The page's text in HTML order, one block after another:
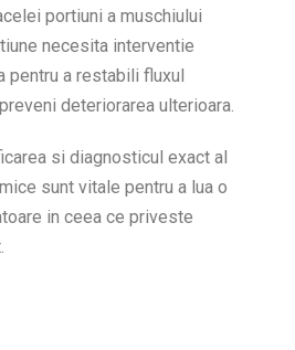
portiuni a muschiului
necesita interventie
pentru a restabili fluxul
deteriorarea ulterioara.
si diagnosticul exact al
sunt vitale pentru a lua o
in ceea ce priveste